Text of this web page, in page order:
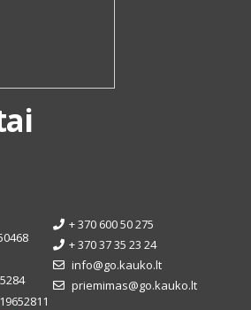
+ 370 600 50 275
+ 370 37 35 23 24
info@go.kauko.lt
priemimas@go.kauko.lt